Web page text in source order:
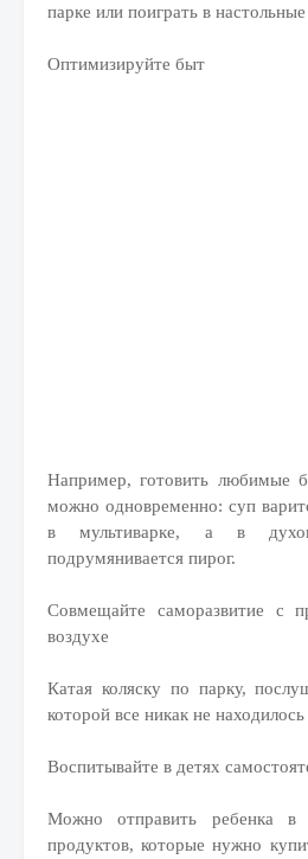
парке или поиграть в
Оптимизируйте быт
Например, готовить любимые
можно одновременно: суп
в мультиварке, а в
подрумянивается пирог.
Совмещайте саморазвитие с
воздухе
Катая коляску по парку,
которой все никак не
Воспитывайте в детях
Можно отправить ребенка в
продуктов, которые нужно